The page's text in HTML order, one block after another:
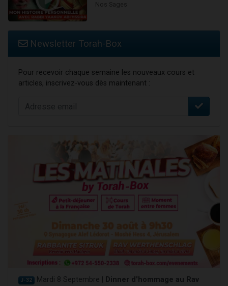
Newsletter Torah-Box
Pour recevoir chaque semaine les nouveaux cours et
articles, inscrivez-vous dès maintenant :
J-32 Mardi 8 Septembre |
Dinner d'hommage au Rav